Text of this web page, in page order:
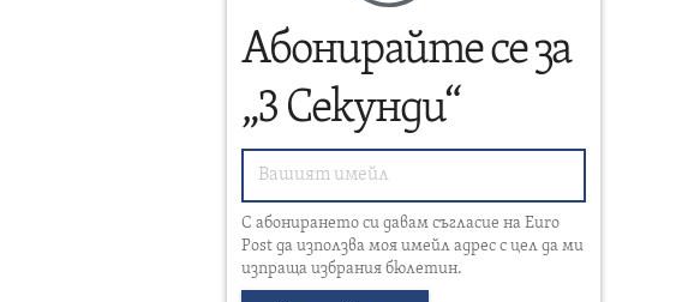
Абонирайте се за
„3 Секунди“
С абонирането си давам съгласие на Euro
Post да използва моя имейл адрес с цел да ми
изпраща избрания бюлетин.